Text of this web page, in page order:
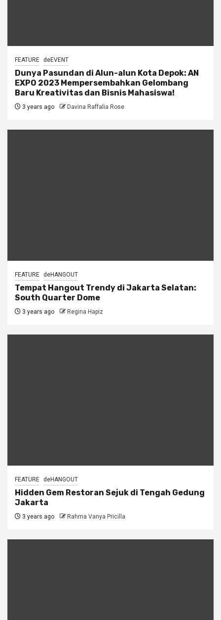
FEATURE deEVENT
Dunya Pasundan di Alun-alun Kota Depok: AN
EXPO 2023 Mempersembahkan Gelombang
Baru Kreativitas dan Bisnis Mahasiswa!
3 years ago Davina Raffalia Rose
FEATURE deHANGOUT
Tempat Hangout Trendy di Jakarta Selatan:
South Quarter Dome
3 years ago Regina Hapiz
FEATURE deHANGOUT
Hidden Gem Restoran Sejuk di Tengah Gedung
Jakarta
3 years ago Rahma Vanya Pricilla